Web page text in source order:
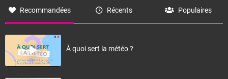
Recommandées Récents Populaires
À quoi sert la météo ?